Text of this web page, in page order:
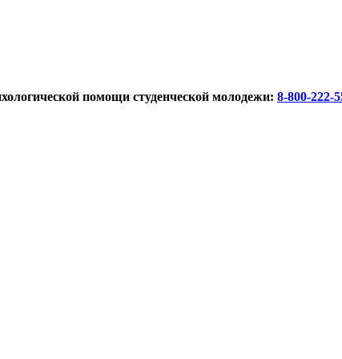
помощи студенческой молодежи: 8-800-222-